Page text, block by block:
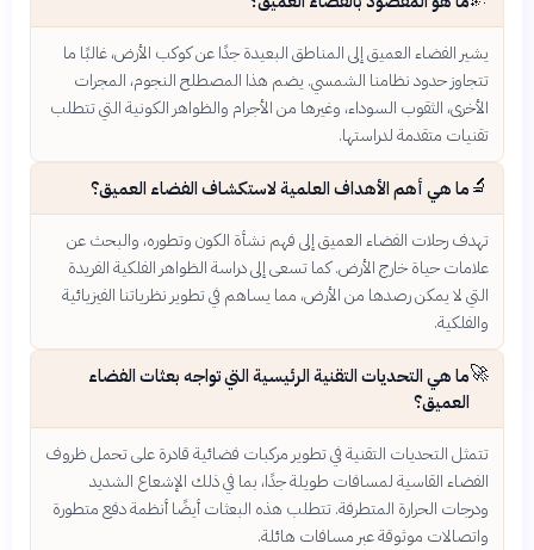
يشير الفضاء العميق إلى المناطق البعيدة جدًا عن كوكب الأرض، غالبًا ما
تتجاوز حدود نظامنا الشمسي. يضم هذا المصطلح النجوم، المجرات
الأخرى، الثقوب السوداء، وغيرها من الأجرام والظواهر الكونية التي تتطلب
تقنيات متقدمة لدراستها.
🔬ما هي أهم الأهداف العلمية لاستكشاف الفضاء العميق؟
تهدف رحلات الفضاء العميق إلى فهم نشأة الكون وتطوره، والبحث عن
علامات حياة خارج الأرض. كما تسعى إلى دراسة الظواهر الفلكية الفريدة
التي لا يمكن رصدها من الأرض، مما يساهم في تطوير نظرياتنا الفيزيائية
والفلكية.
🚀ما هي التحديات التقنية الرئيسية التي تواجه بعثات الفضاء
العميق؟
تتمثل التحديات التقنية في تطوير مركبات فضائية قادرة على تحمل ظروف
الفضاء القاسية لمسافات طويلة جدًا، بما في ذلك الإشعاع الشديد
ودرجات الحرارة المتطرفة. تتطلب هذه البعثات أيضًا أنظمة دفع متطورة
واتصالات موثوقة عبر مسافات هائلة.